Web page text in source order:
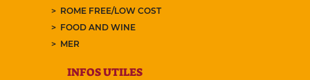
ROME FREE/LOW COST
FOOD AND WINE
MER
INFOS UTILES